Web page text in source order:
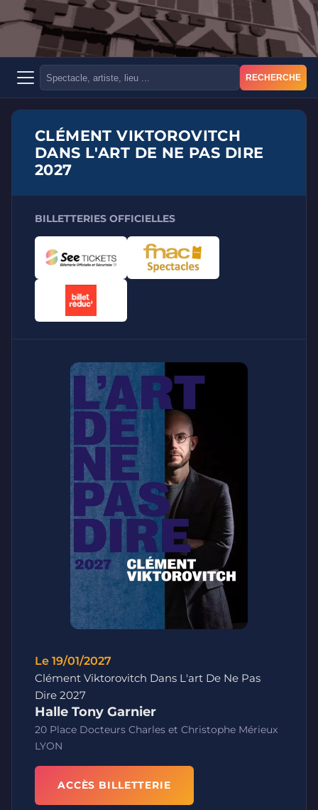
RECHERCHE
CLÉMENT VIKTOROVITCH
DANS L'ART DE NE PAS DIRE
2027
BILLETTERIES OFFICIELLES
Le 19/01/2027
Clément Viktorovitch Dans L'art De Ne Pas
Dire 2027
Halle Tony Garnier
20 Place Docteurs Charles et Christophe Mérieux
LYON
ACCÈS BILLETTERIE